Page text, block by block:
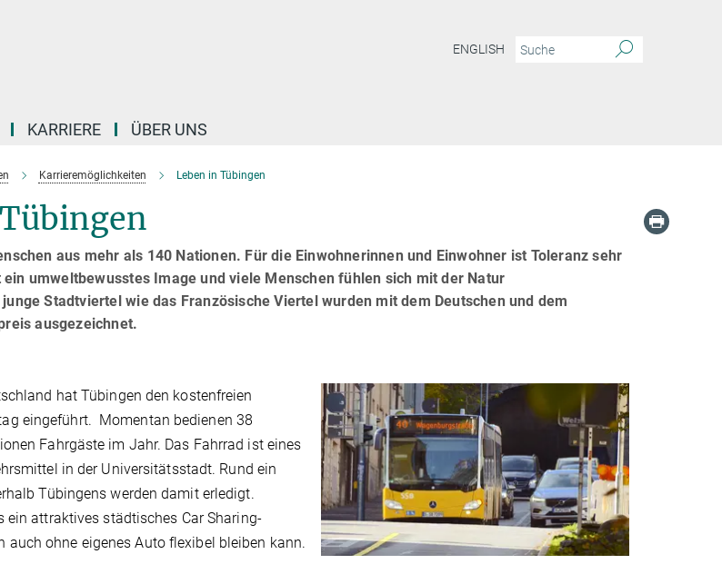
ENGLISH
KARRIERE ÜBER UNS
Karrieremöglichkeiten Leben in Tübingen
aus mehr als 140 Nationen. Für die Einwohnerinnen und Einwohner ist Toleranz sehr
umweltbewusstes Image und viele Menschen fühlen sich mit der Natur
Stadtviertel wie das Französische Viertel wurden mit dem Deutschen und dem
ausgezeichnet.
hat Tübingen den kostenfreien
eingeführt. Momentan bedienen 38
Fahrgäste im Jahr. Das Fahrrad ist eines
in der Universitätsstadt. Rund ein
Tübingens werden damit erledigt.
ein attraktives städtisches Car Sharing-
auch ohne eigenes Auto flexibel bleiben kann.